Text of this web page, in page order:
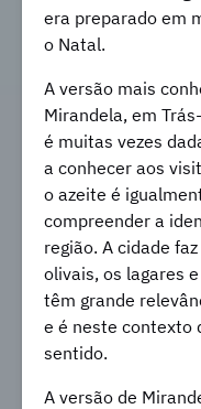
era preparado em
o Natal.
A versão mais
Mirandela, em
é muitas vezes
a conhecer aos
o azeite é
compreender a
região. A cidade
olivais, os lagares
têm grande
e é neste contexto
sentido.
A versão de